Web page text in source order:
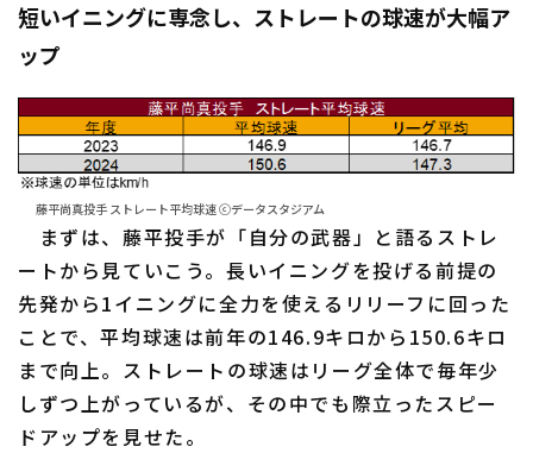
運営会社（別ウィンドウで開く） よくある質問
特定商取引法の表示
短いイニングに専念し、ストレートの球速が大幅ア
ップ
藤平尚真投手 ストレート平均球速 ⓒデータスタジアム
まずは、藤平投手が「自分の武器」と語るストレ
ートから見ていこう。長いイニングを投げる前提の
先発から1イニングに全力を使えるリリーフに回った
ことで、平均球速は前年の146.9キロから150.6キロ
まで向上。ストレートの球速はリーグ全体で毎年少
しずつ上がっているが、その中でも際立ったスピー
ドアップを見せた。